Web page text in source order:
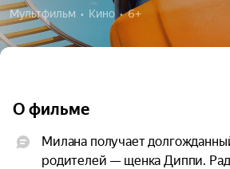
Мультфильм  •  Кино  •  6+
О фильме
Милана получает
родителей — щенка Диппи.